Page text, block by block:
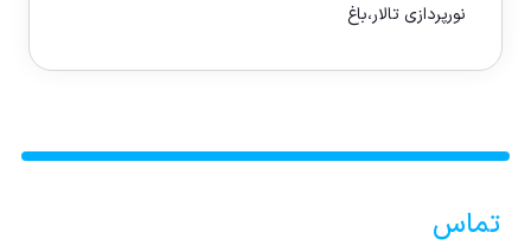
نورپردازی تالار،باغ
تماس